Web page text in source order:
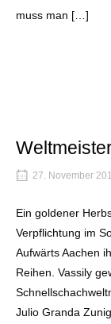
muss man […]
27. November
Ein goldener
Verpflichtung im
Aufwärts Aachen
Reihen. Vassily
Julio Granda